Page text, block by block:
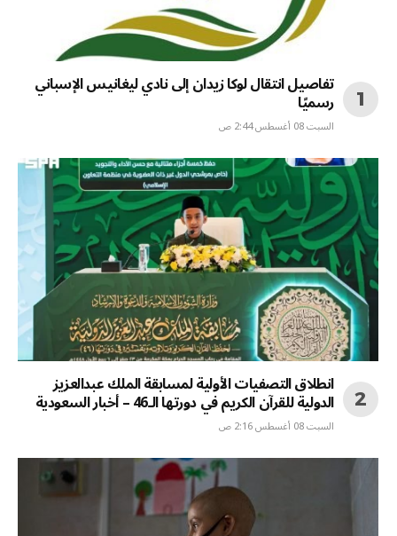
تفاصيل انتقال لوكا زيدان إلى نادي ليغانيس الإسباني
رسميًا
السبت 08 أغسطس 2:44 ص
انطلاق التصفيات الأولية لمسابقة الملك عبدالعزيز
الدولية للقرآن الكريم في دورتها الـ46 – أخبار السعودية
السبت 08 أغسطس 2:16 ص